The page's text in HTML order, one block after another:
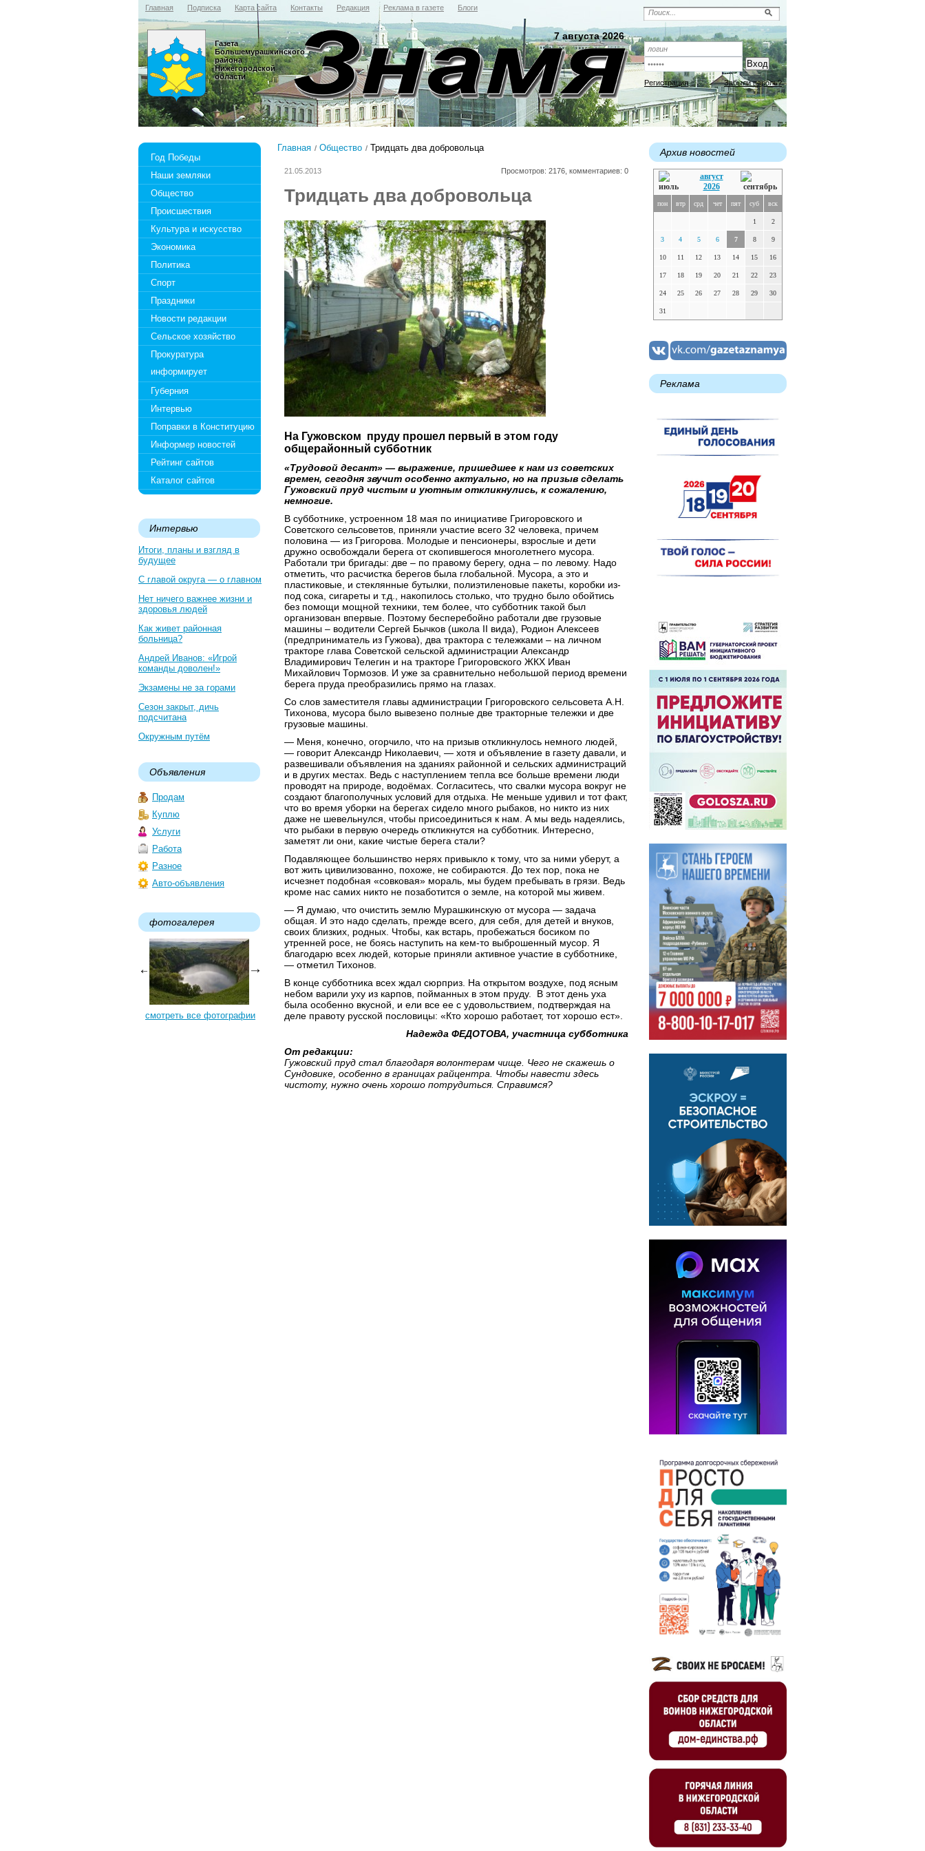
Главная Подписка Карта сайта Контакты Редакция Реклама в газете Блоги
Регистрация Забыли пароль?
7 августа 2026
Газета
Большемурашкинского
района
Нижегородской
области
Год Победы
Наши земляки
Общество
Происшествия
Культура и искусство
Экономика
Политика
Спорт
Праздники
Новости редакции
Сельское хозяйство
Прокуратура
информирует
Губерния
Интервью
Поправки в Конституцию
Информер новостей
Рейтинг сайтов
Каталог сайтов
Интервью
Итоги, планы и взгляд в
будущее
С главой округа — о главном
Нет ничего важнее жизни и
здоровья людей
Как живет районная
больница?
Андрей Иванов: «Игрой
команды доволен!»
Экзамены не за горами
Сезон закрыт, дичь
подсчитана
Окружным путём
Объявления
Продам
Куплю
Услуги
Работа
Разное
Авто-объявления
фотогалерея
смотреть все фотографии
Главная Общество Тридцать два добровольца
21.05.2013 Просмотров: 2176, комментариев: 0
Тридцать два добровольца
На Гужовском пруду прошел первый в этом году
общерайонный субботник
«Трудовой десант» — выражение, пришедшее к нам из советских
времен, сегодня звучит особенно актуально, но на призыв сделать
Гужовский пруд чистым и уютным откликнулись, к сожалению,
немногие.
В субботнике, устроенном 18 мая по инициативе Григоровского и
Советского сельсоветов, приняли участие всего 32 человека, причем
половина — из Григорова. Молодые и пенсионеры, взрослые и дети
дружно освобождали берега от скопившегося многолетнего мусора.
Работали три бригады: две – по правому берегу, одна – по левому. Надо
отметить, что расчистка берегов была глобальной. Мусора, а это и
пластиковые, и стеклянные бутылки, полиэтиленовые пакеты, коробки из-
под сока, сигареты и т.д., накопилось столько, что трудно было обойтись
без помощи мощной техники, тем более, что субботник такой был
организован впервые. Поэтому бесперебойно работали две грузовые
машины – водители Сергей Бычков (школа II вида), Родион Алексеев
(предприниматель из Гужова), два трактора с тележками – на личном
тракторе глава Советской сельской администрации Александр
Владимирович Телегин и на тракторе Григоровского ЖКХ Иван
Михайлович Тормозов. И уже за сравнительно небольшой период времени
берега пруда преобразились прямо на глазах.
Со слов заместителя главы администрации Григоровского сельсовета А.Н.
Тихонова, мусора было вывезено полные две тракторные тележки и две
грузовые машины.
— Меня, конечно, огорчило, что на призыв откликнулось немного людей,
— говорит Александр Николаевич, — хотя и объявление в газету давали, и
развешивали объявления на зданиях районной и сельских администраций
и в других местах. Ведь с наступлением тепла все больше времени люди
проводят на природе, водоёмах. Согласитесь, что свалки мусора вокруг не
создают благополучных условий для отдыха. Не меньше удивил и тот факт,
что во время уборки на берегах сидело много рыбаков, но никто из них
даже не шевельнулся, чтобы присоединиться к нам. А мы ведь надеялись,
что рыбаки в первую очередь откликнутся на субботник. Интересно,
заметят ли они, какие чистые берега стали?
Подавляющее большинство нерях привыкло к тому, что за ними уберут, а
вот жить цивилизованно, похоже, не собираются. До тех пор, пока не
исчезнет подобная «совковая» мораль, мы будем пребывать в грязи. Ведь
кроме нас самих никто не позаботится о земле, на которой мы живем.
— Я думаю, что очистить землю Мурашкинскую от мусора — задача
общая. И это надо сделать, прежде всего, для себя, для детей и внуков,
своих близких, родных. Чтобы, как встарь, пробежаться босиком по
утренней росе, не боясь наступить на кем-то выброшенный мусор. Я
благодарю всех людей, которые приняли активное участие в субботнике,
— отметил Тихонов.
В конце субботника всех ждал сюрприз. На открытом воздухе, под ясным
небом варили уху из карпов, пойманных в этом пруду. В этот день уха
была особенно вкусной, и ели все ее с удовольствием, подтверждая на
деле правоту русской пословицы: «Кто хорошо работает, тот хорошо ест».
Надежда ФЕДОТОВА, участница субботника
От редакции:
Гужовский пруд стал благодаря волонтерам чище. Чего не скажешь о
Сундовике, особенно в границах райцентра. Чтобы навести здесь
чистоту, нужно очень хорошо потрудиться. Справимся?
Архив новостей
август
2026
пон втр срд чет пят суб вск
1 2
3 4 5 6 7 8 9
10 11 12 13 14 15 16
17 18 19 20 21 22 23
24 25 26 27 28 29 30
31
Реклама